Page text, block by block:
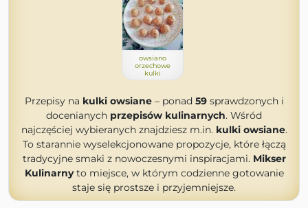
owsiano
orzechowe
kulki
Przepisy na kulki owsiane– ponad 59sprawdzonych i
docenianych przepisów kulinarnych. Wśród
najczęściej wybieranych znajdziesz m.in. kulki owsiane.
To starannie wyselekcjonowane propozycje, które łączą
tradycyjne smaki z nowoczesnymi inspiracjami. Mikser
Kulinarnyto miejsce, w którym codzienne gotowanie
staje się prostsze i przyjemniejsze.